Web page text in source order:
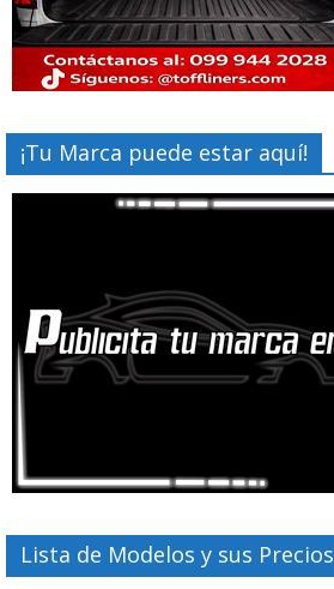
¡Tu Marca puede estar aquí!
Lista de Modelos y sus Precios